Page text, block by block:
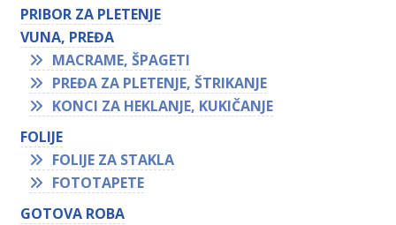
PRIBOR ZA PLETENJE
VUNA, PREĐA
MACRAME, ŠPAGETI
PREĐA ZA PLETENJE, ŠTRIKANJE
KONCI ZA HEKLANJE, KUKIČANJE
FOLIJE
FOLIJE ZA STAKLA
FOTOTAPETE
GOTOVA ROBA